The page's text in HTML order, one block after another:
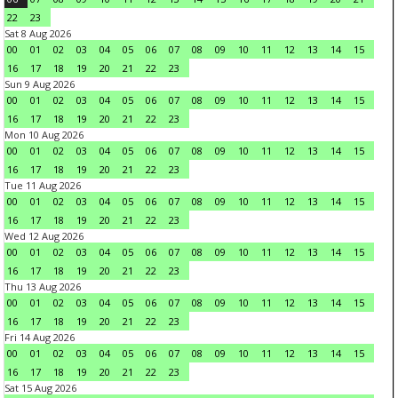
22
23
Sat 8 Aug 2026
00
01 02 03 04 05 06 07 08 09 10 11 12 13 14
15
16
17 18 19 20 21 22
23
Sun 9 Aug 2026
00
01 02 03 04 05 06 07 08 09 10 11 12 13 14
15
16
17 18 19 20 21 22
23
Mon 10 Aug 2026
00
01 02 03 04 05 06 07 08 09 10 11 12 13 14
15
16
17 18 19 20 21 22
23
Tue 11 Aug 2026
00
01 02 03 04 05 06 07 08 09 10 11 12 13 14
15
16
17 18 19 20 21 22
23
Wed 12 Aug 2026
00
01 02 03 04 05 06 07 08 09 10 11 12 13 14
15
16
17 18 19 20 21 22
23
Thu 13 Aug 2026
00
01 02 03 04 05 06 07 08 09 10 11 12 13 14
15
16
17 18 19 20 21 22
23
Fri 14 Aug 2026
00
01 02 03 04 05 06 07 08 09 10 11 12 13 14
15
16
17 18 19 20 21 22
23
Sat 15 Aug 2026